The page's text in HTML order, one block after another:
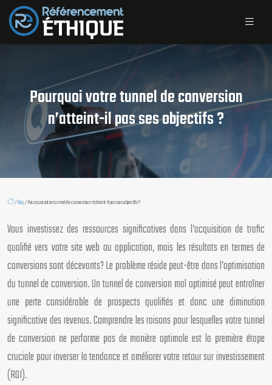
Pourquoi votre tunnel de conversion
n’atteint-il pas ses objectifs ?
/Blog/ Pourquoi votre tunnel de conversion n’atteint-il pas ses objectifs ?
Vous investissez des ressources significatives dans l’acquisition de trafic
qualifié vers votre site web ou application, mais les résultats en termes de
conversions sont décevants? Le problème réside peut-être dans l’optimisation
du tunnel de conversion. Un tunnel de conversion mal optimisé peut entraîner
une perte considérable de prospects qualifiés et donc une diminution
significative des revenus. Comprendre les raisons pour lesquelles votre tunnel
de conversion ne performe pas de manière optimale est la première étape
cruciale pour inverser la tendance et améliorer votre retour sur investissement
(ROI).